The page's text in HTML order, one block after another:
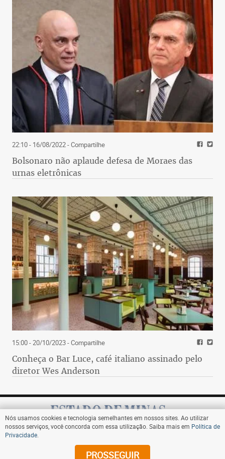
22:10 - 16/08/2022- Compartilhe
Bolsonaro não aplaude defesa de Moraes das
urnas eletrônicas
15:00 - 20/10/2023- Compartilhe
Conheça o Bar Luce, café italiano assinado pelo
diretor Wes Anderson
Assine
Nós usamos cookies e tecnologia semelhantes em nossos sites. Ao utilizar
nossos serviços, você concorda com essa utilização. Saiba mais em Política de
Privacidade
PROSSEGUIR